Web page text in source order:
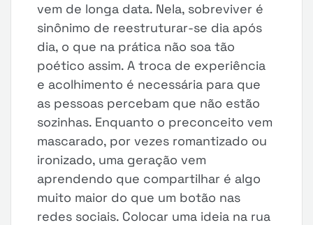
vem de longa data. Nela, sobreviver é
sinônimo de reestruturar-se dia após
dia, o que na prática não soa tão
poético assim. A troca de experiência
e acolhimento é necessária para que
as pessoas percebam que não estão
sozinhas. Enquanto o preconceito vem
mascarado, por vezes romantizado ou
ironizado, uma geração vem
aprendendo que compartilhar é algo
muito maior do que um botão nas
redes sociais. Colocar uma ideia na rua